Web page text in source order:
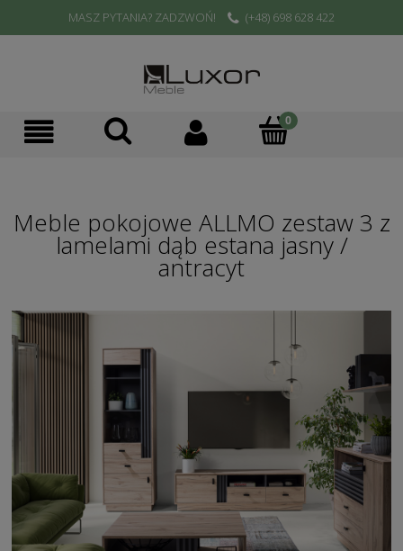
MASZ PYTANIA? ZADZWOŃ! (+48) 698 628 422
Meble pokojowe ALLMO zestaw 3 z
lamelami dąb estana jasny /
antracyt